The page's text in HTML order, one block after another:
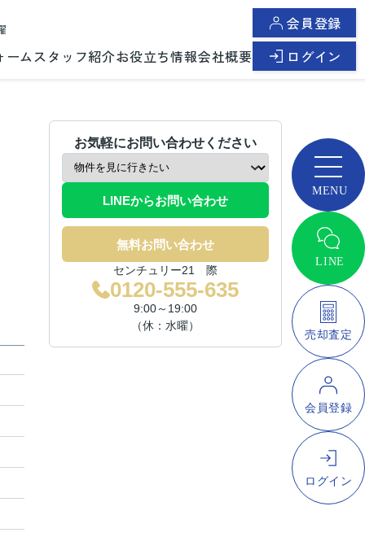
ーム スタッフ紹介お役立ち情報会社概要
会員登録
ログイン
お気軽にお問い合わせください
LINEからお問い合わせ
無料お問い合わせ
センチュリー21 際
0120-555-635
9:00～19:00
（休：水曜）